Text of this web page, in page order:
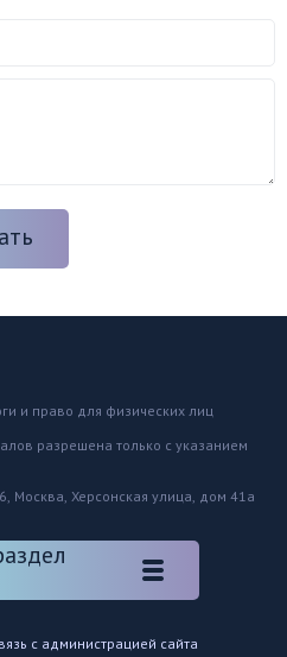
и право для физических лиц
разрешена только с указанием
Москва, Херсонская улица, дом 41а
с администрацией сайта